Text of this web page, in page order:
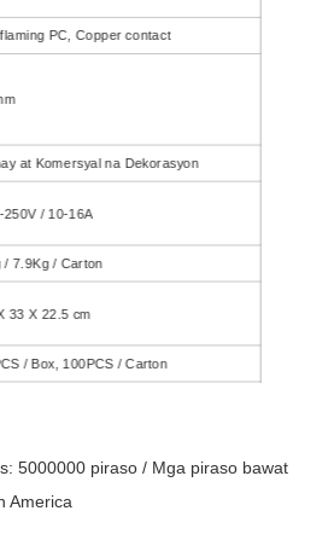
PC, Copper contact
at Komersyal na Dekorasyon
250V / 10-16A
/ 7.9Kg / Carton
33 X 22.5 cm
/ Box, 100PCS / Carton
5000000 piraso / Mga piraso bawat
America